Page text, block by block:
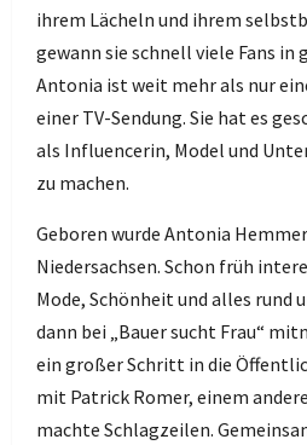
ihrem Lächeln und ihrem
gewann sie schnell viele Fans in
Antonia ist weit mehr als nur
einer TV-Sendung. Sie hat es
als Influencerin, Model und
zu machen.
Geboren wurde Antonia
Niedersachsen. Schon früh
Mode, Schönheit und alles rund
dann bei „Bauer sucht Frau“
ein großer Schritt in die
mit Patrick Romer, einem
machte Schlagzeilen.